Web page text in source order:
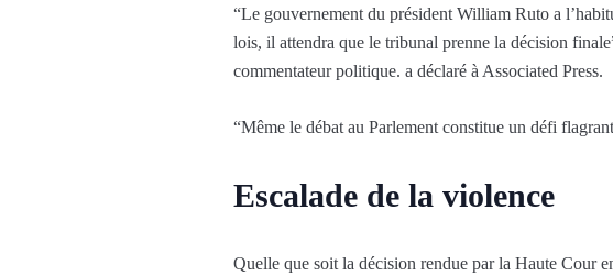
“Le gouvernement du président William Ruto a
lois, il attendra que le tribunal prenne la décision
commentateur politique. a déclaré à Associated Press.
“Même le débat au Parlement constitue un défi
Escalade de la violence
Quelle que soit la décision rendue par la Haute Cour